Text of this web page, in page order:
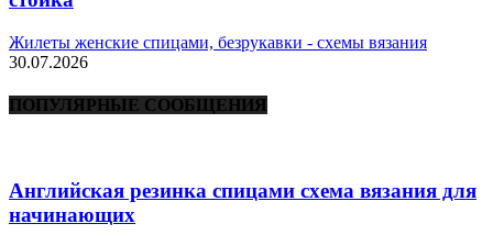
Жилеты женские спицами, безрукавки - схемы вязания
30.07.2026
ПОПУЛЯРНЫЕ СООБЩЕНИЯ
Английская резинка спицами схема вязания для
начинающих